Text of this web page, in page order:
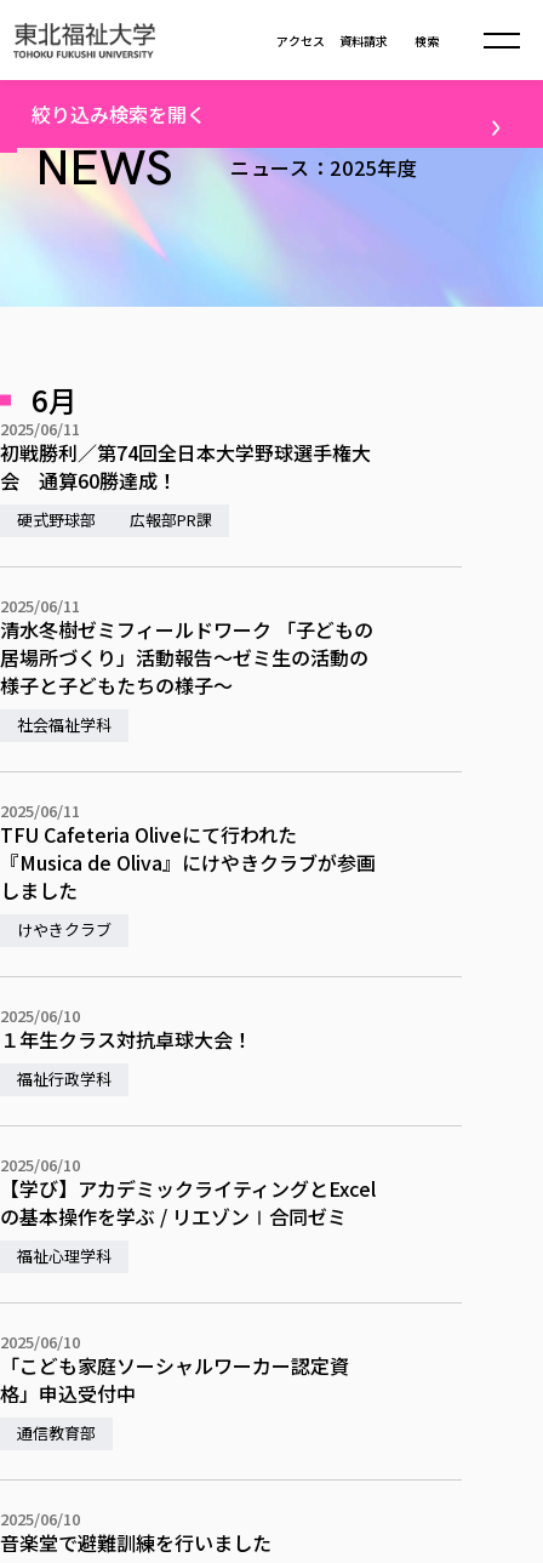
資料請求
アクセス 検索
建学の精神・教育の理念
学長室の窓
教育方針
各種方針
大学の概要
大学の歩み
学生・教職員・卒業生数
学則
寄附の受け入れ
関連法人
教職員募集
役員・評議員一覧
キャンパス案内
大学の取り組み
大学の取り組み
社会連携・研究
カリキュラム編成ガイドライン
本学のシラバスについて
一般事業主行動計画
公的資金等の不正使用の防止に関する基本方針
研究活動における不正行為の防止等に関する対応
大学広報誌「TFU Newsletter 東北福祉大学通信」
お役立ち情報（リンク集）
放射線モニタリング測定結果（国見キャンパス）
情報公開
情報公開
ガバナンス・コード
中期事業計画
事業計画／財務・事業報告
教職課程における情報の公表
学部・学科等設置計画履行状況報告書
情報公開規程
学部・大学院
学部・大学院TOP
総合福祉学部
社会福祉学科
福祉心理学科
福祉行政学科
共生まちづくり学部
共生まちづくり学部
共生まちづくり学科
教育学部
教育学部
教育学科
保健看護学科
リハビリテーション学科
医療経営管理学科
産業福祉マネジメント学科
情報福祉マネジメント学科
仏教専修科
大学院
大学院
総合福祉学研究科 社会福祉学専攻 修士課程
総合福祉学研究科 社会福祉学専攻 博士課程
通信教育部
通信教育部
カリキュラム（学部・大学院）
学びの特徴
学びの特徴
初年次教育（リエゾンゼミⅠ）
実学臨床教育（総合福祉学部のみ履修可能）
教育実践活動（教育学科学生のみ受講可能）
教員紹介・業績
学びのサポート
学びのサポート
学費（学部学科）
授業料減免・奨学金等
宿舎の紹介
学生生活サポート
スポーツ傷害保険
入学試験
進学相談会
オープンキャンパス
進路・就職 TOP
就職状況
東北福祉大学のキャリアサポート
東北福祉大学のキャリアサポート
進路・就職支援
求人の受付について
単独学内説明会のご案内
在学生の方
在学生の方
資格取得報奨制度について
東北福祉大学求人・インターンシップ検索サイト（キャリタス
卒業生の方
卒業生の方
よくあるご質問
在学生インタビュー
課外活動
文化会・文化系サークル紹介
大学指定団体紹介
国際交流
交換留学生 Exchange students
海外留学・研修
Prospective Students
学生支援センター国際交流の活動
スタッフ紹介
ニュース一覧
社会連携・研究
東北福祉大学の研究紹介
共同研究等をご検討の皆様へ
東北福祉大学の紀要・リポジトリ
東北福祉大学の紀要・リポジトリ
研究紀要
教職研究
芹沢銈介美術工芸館年報
東北福祉大学機関リポジトリ
東北福祉大学オープンアクセス方針
産学・産学官連携
学生参加 × 産学官連携 ～ 「行学一如」の実践
社会貢献・地域連携活動
社会貢献・地域連携活動
社会貢献への取り組み
社会貢献・地域連携活動報告書
各種社会貢献活動の窓口
伝承講座「311『伝える／備える』次世代塾」
JICA草の根技術協力事業
被災地の子ども支援活動
研究者のご紹介
生涯教育・キャリア教育
生涯学習・社会人講座
月例TFU実学臨床研究セミナー
TFU教育フォーラム
取材について
学内ポータルシステム
Universal Passport
NEWS ニュース：2025年度
絞り込み検索を開く
テーマ
すべて
配信対象
すべて
保護者向け
6月
2025/06/11
初戦勝利／第74回全日本大学野球選手権大
会 通算60勝達成！
硬式野球部 広報部PR課
2025/06/11
清水冬樹ゼミフィールドワーク 「子どもの
居場所づくり」活動報告～ゼミ生の活動の
様子と子どもたちの様子～
社会福祉学科
2025/06/11
TFU Cafeteria Oliveにて行われた
『Musica de Oliva』にけやきクラブが参画
しました
けやきクラブ
2025/06/10
１年生クラス対抗卓球大会！
福祉行政学科
2025/06/10
【学び】アカデミックライティングとExcel
の基本操作を学ぶ / リエゾンⅠ合同ゼミ
福祉心理学科
2025/06/10
「こども家庭ソーシャルワーカー認定資
格」申込受付中
通信教育部
2025/06/10
音楽堂で避難訓練を行いました